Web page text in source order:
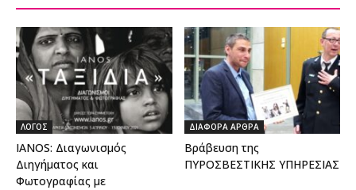
ΛΟΓΟΣ
IANOS: Διαγωνισμός
Διηγήματος και
Φωτογραφίας με
ΔΙΑΦΟΡΑ ΑΡΘΡΑ
Βράβευση της
ΠΥΡΟΣΒΕΣΤΙΚΗΣ ΥΠΗΡΕΣΙΑΣ